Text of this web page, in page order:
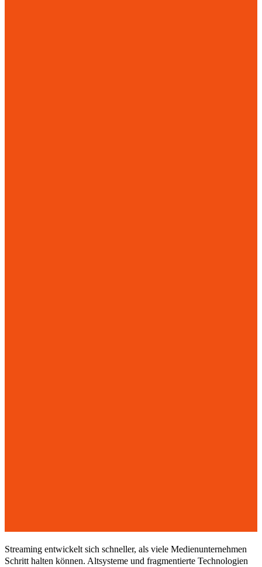
Streaming entwickelt sich schneller, als viele Medienunternehmen
Schritt halten können. Altsysteme und fragmentierte Technologien